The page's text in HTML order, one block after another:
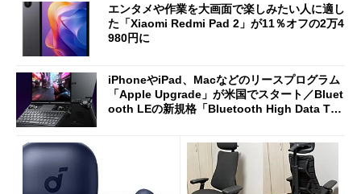
エンタメや作業を大画面で楽しみたい人に適し
た「Xiaomi Redmi Pad 2」が11％オフの2万4
980円に
iPhoneやiPad、Macなどのリースプログラム
「Apple Upgrade」が米国でスタート／Bluet
ooth LEの新規格「Bluetooth High Data Thr